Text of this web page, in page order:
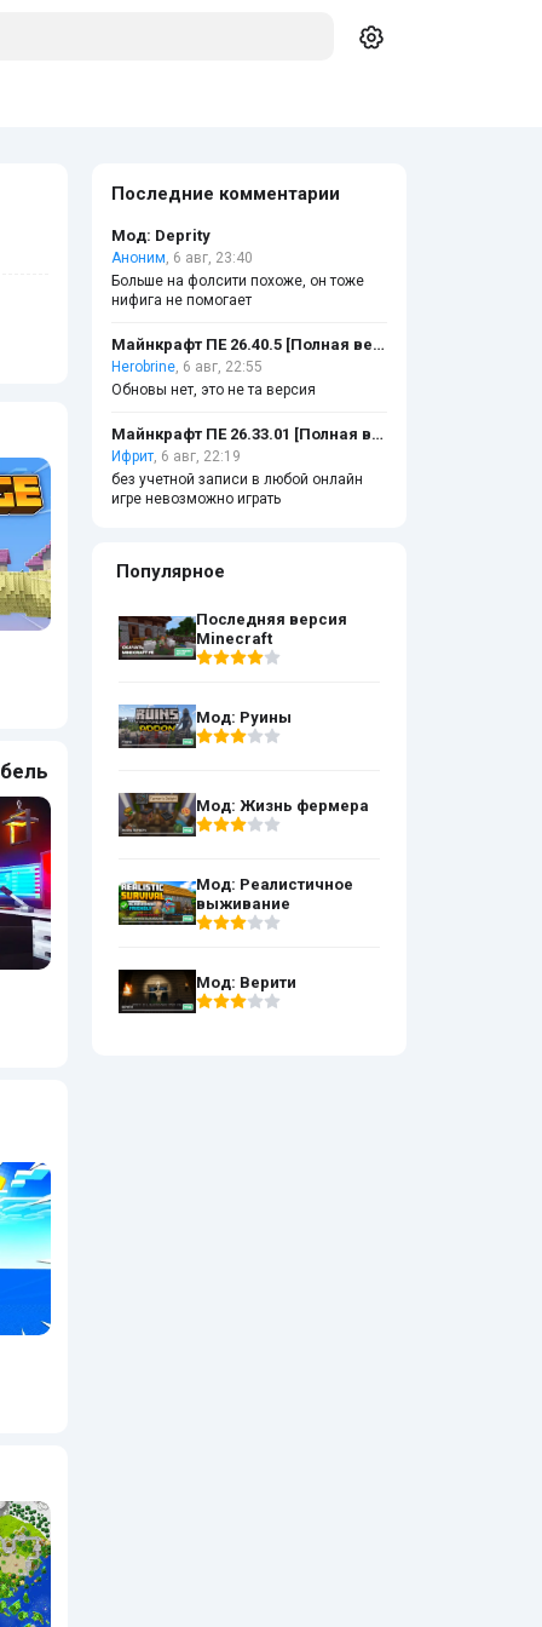
Последние комментарии
Мод: Deprity
Аноним, 6 авг, 23:40
Больше на фолсити похоже, он тоже
нифига не помогает
Майнкрафт ПЕ 26.40.5 [Полная версия]
Herobrine, 6 авг, 22:55
Обновы нет, это не та версия
Майнкрафт ПЕ 26.33.01 [Полная версия]
Ифрит, 6 авг, 22:19
без учетной записи в любой онлайн
игре невозможно играть
Популярное
Последняя версия
Minecraft
Мод: Руины
Мод: Жизнь фермера
Мод: Реалистичное
выживание
Мод: Верити